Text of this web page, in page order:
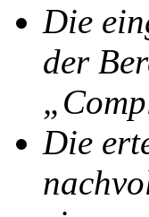
Die
der
Die